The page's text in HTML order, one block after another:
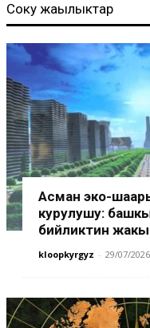
Соңку жаңылыктар
Асман эко-
курулушу:
бийликтин
kloopkyrgyz - 29/07/2026